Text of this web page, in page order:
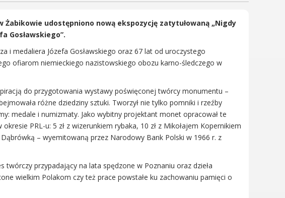
udostępniono nową ekspozycję zatytułowaną „Nigdy
Gosławskiego”.
i medaliera Józefa Gosławskiego oraz 67 lat od uroczystego
ofiarom niemieckiego nazistowskiego obozu karno-śledczego w
do przygotowania wystawy poświęconej twórcy monumentu –
różne dziedziny sztuki. Tworzył nie tylko pomniki i rzeźby
medale i numizmaty. Jako wybitny projektant monet opracował te
PRL-u: 5 zł z wizerunkiem rybaka, 10 zł z Mikołajem Kopernikiem
– wyemitowaną przez Narodowy Bank Polski w 1966 r. z
przypadający na lata spędzone w Poznaniu oraz dzieła
wielkim Polakom czy też prace powstałe ku zachowaniu pamięci o